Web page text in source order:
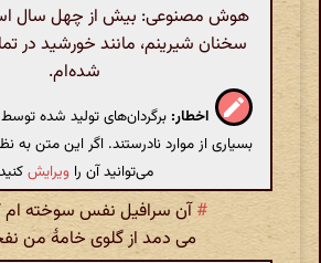
هوش مصنوعی: بیش از چهل سال
سخنان شیرینم، مانند خورشید در
شده‌ام.
اخطار: برگردان‌های تولید شده
بسیاری از موارد نادرستند. اگر این متن به
می‌توانید آن را ویرایش
#آن سرافیل نفس سوخته ام
می دمد از گلوی خامهٔ من